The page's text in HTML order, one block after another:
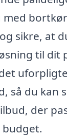
sikre, at
til dit
så du kan
der
budget.